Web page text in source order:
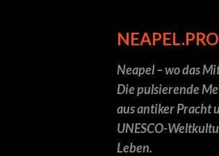
NEAPEL.PRO
Neapel – wo das
Die pulsierende
aus antiker Pracht
UNESCO-
Leben.